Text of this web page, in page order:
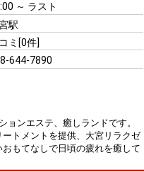
～ ラスト
駅
ミ[0件]
644-7890
ョンエステ、癒しランドです。
トメントを提供、大宮リラクゼ
もてなしで日頃の疲れを癒して